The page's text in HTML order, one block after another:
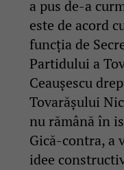
a pus de-a
este de acord
funcția de
Partidului a
Ceaușescu
Tovarășului
nu rămână în
Gică-contra, a
idee